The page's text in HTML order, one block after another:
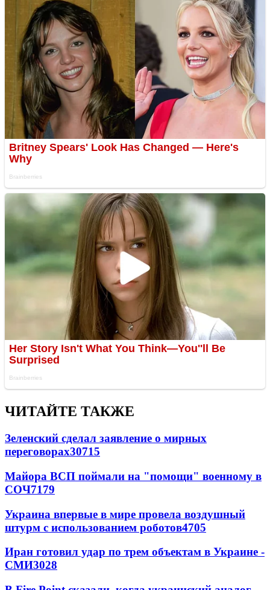
ЧИТАЙТЕ ТАКЖЕ
Зеленский сделал заявление о мирных
переговорах30715
Майора ВСП поймали на "помощи" военному в
СОЧ7179
Украина впервые в мире провела воздушный
штурм с использованием роботов4705
Иран готовил удар по трем объектам в Украине -
СМИ3028